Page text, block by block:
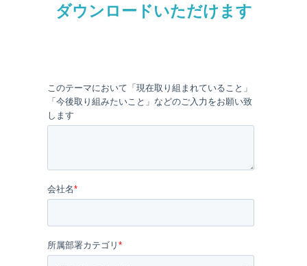
ダウンロードいただけます